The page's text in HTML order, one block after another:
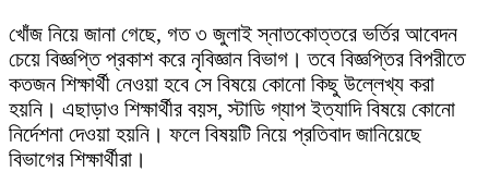
খোঁজ নিয়ে জানা গেছে, গত ৩ জুলাই স্নাতকোত্তরে ভর্তির আবেদন
চেয়ে বিজ্ঞপ্তি প্রকাশ করে নৃবিজ্ঞান বিভাগ। তবে বিজ্ঞপ্তির বিপরীতে
কতজন শিক্ষার্থী নেওয়া হবে সে বিষয়ে কোনো কিছু উল্লেখ্য করা
হয়নি। এছাড়াও শিক্ষার্থীর বয়স, স্টাডি গ্যাপ ইত্যাদি বিষয়ে কোনো
নির্দেশনা দেওয়া হয়নি। ফলে বিষয়টি নিয়ে প্রতিবাদ জানিয়েছে
বিভাগের শিক্ষার্থীরা।